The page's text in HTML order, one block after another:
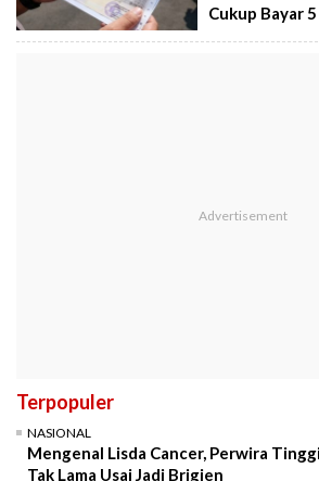
Cukup Bayar
Terpopuler
NASIONAL
Mengenal Lisda Cancer, Perwira
Tak Lama Usai Jadi Brigjen